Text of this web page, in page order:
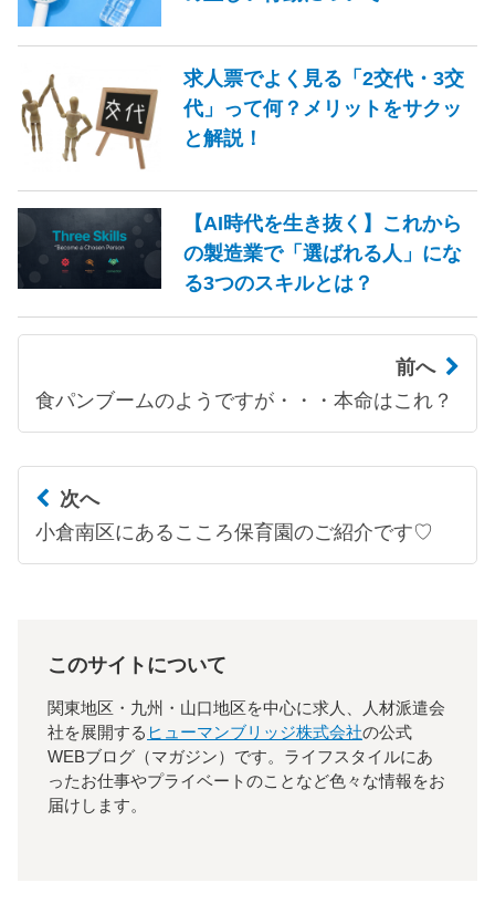
求人票でよく見る「2交代・3交
代」って何？メリットをサクッ
と解説！
【AI時代を生き抜く】これから
の製造業で「選ばれる人」にな
る3つのスキルとは？
前へ
食パンブームのようですが・・・本命はこれ？
次へ
小倉南区にあるこころ保育園のご紹介です♡
このサイトについて
関東地区・九州・山口地区を中心に求人、人材派遣会
社を展開する ヒューマンブリッジ株式会社の公式
WEBブログ（マガジン）です。ライフスタイルにあ
ったお仕事やプライベートのことなど色々な情報をお
届けします。